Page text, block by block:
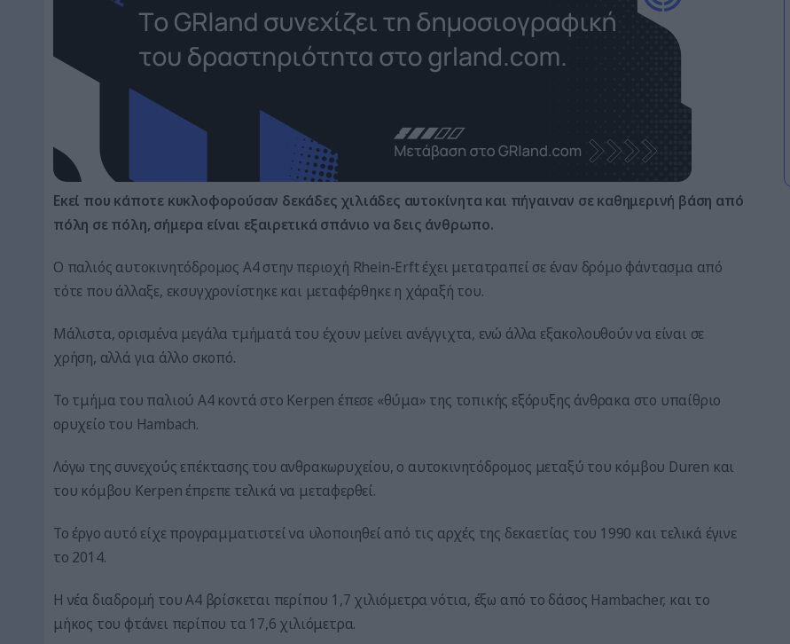
Εκεί που κάποτε κυκλοφορούσαν δεκάδες χιλιάδες αυτοκίνητα και πήγαιναν σε καθημερινή βάση από
πόλη σε πόλη, σήμερα είναι εξαιρετικά σπάνιο να δεις άνθρωπο.
Ο παλιός αυτοκινητόδρομος Α4 στην περιοχή Rhein-Erft έχει μετατραπεί σε έναν δρόμο φάντασμα από
τότε που άλλαξε, εκσυγχρονίστηκε και μεταφέρθηκε η χάραξή του.
Μάλιστα, ορισμένα μεγάλα τμήματά του έχουν μείνει ανέγγιχτα, ενώ άλλα εξακολουθούν να είναι σε
χρήση, αλλά για άλλο σκοπό.
Το τμήμα του παλιού Α4 κοντά στο Kerpen έπεσε «θύμα» της τοπικής εξόρυξης άνθρακα στο υπαίθριο
ορυχείο του Hambach.
Λόγω της συνεχούς επέκτασης του ανθρακωρυχείου, ο αυτοκινητόδρομος μεταξύ του κόμβου Duren και
του κόμβου Kerpen έπρεπε τελικά να μεταφερθεί.
Το έργο αυτό είχε προγραμματιστεί να υλοποιηθεί από τις αρχές της δεκαετίας του 1990 και τελικά έγινε
το 2014.
Η νέα διαδρομή του Α4 βρίσκεται περίπου 1,7 χιλιόμετρα νότια, έξω από το δάσος Hambacher, και το
μήκος του φτάνει περίπου τα 17,6 χιλιόμετρα.